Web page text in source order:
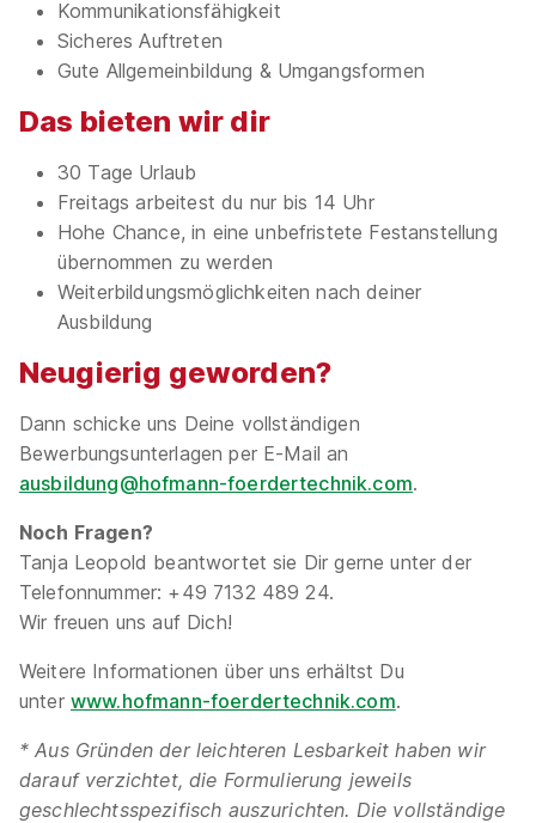
Kommunikationsfähigkeit
Sicheres Auftreten
Gute Allgemeinbildung & Umgangsformen
Das bieten wir dir
30 Tage Urlaub
Freitags arbeitest du nur bis 14 Uhr
Hohe Chance, in eine unbefristete Festanstellung
übernommen zu werden
Weiterbildungsmöglichkeiten nach deiner
Ausbildung
Neugierig geworden?
Dann schicke uns Deine vollständigen
Bewerbungsunterlagen per E-Mail an
ausbildung@hofmann-foerdertechnik.com.
Noch Fragen?
Tanja Leopold beantwortet sie Dir gerne unter der
Telefonnummer: +49 7132 489 24.
Wir freuen uns auf Dich!
Weitere Informationen über uns erhältst Du
unter www.hofmann-foerdertechnik.com.
* Aus Gründen der leichteren Lesbarkeit haben wir
darauf verzichtet, die Formulierung jeweils
geschlechtsspezifisch auszurichten. Die vollständige